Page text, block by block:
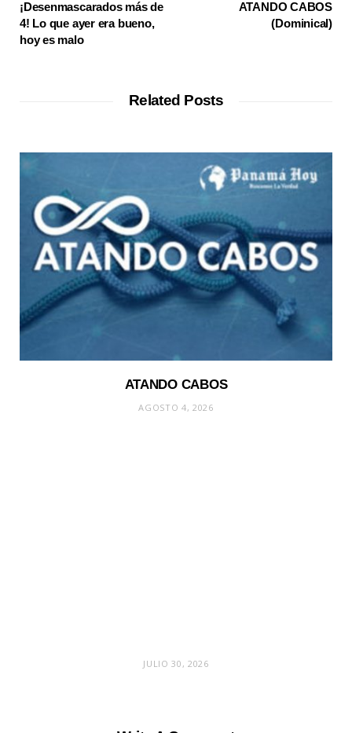
¡Desenmascarados más de
4! Lo que ayer era bueno,
hoy es malo
ATANDO CABOS
(Dominical)
Related Posts
ATANDO CABOS
AGOSTO 4, 2026
JULIO 30, 2026